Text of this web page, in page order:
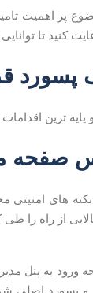
پر اهمیت
کنید تا
پسورد
پایه ترین
صفحه
های
از راه را
ورود به پنل